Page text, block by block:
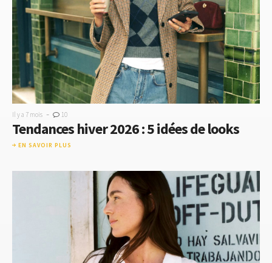
Il y a 7 mois - 10
Tendances hiver 2026 : 5 idées de looks
EN SAVOIR PLUS